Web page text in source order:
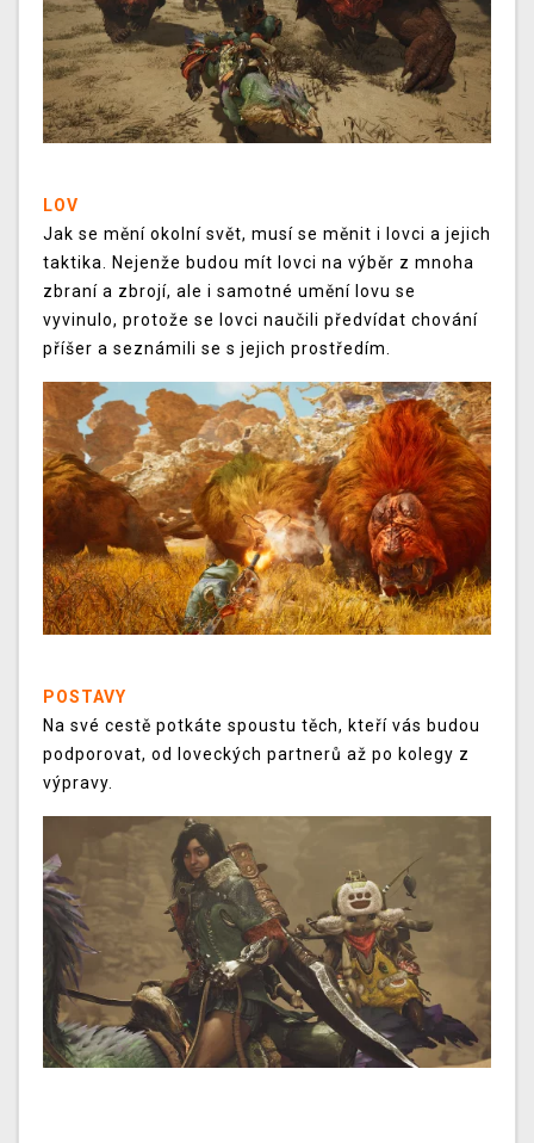
LOV
Jak se mění okolní svět, musí se měnit i lovci a jejich
taktika. Nejenže budou mít lovci na výběr z mnoha
zbraní a zbrojí, ale i samotné umění lovu se
vyvinulo, protože se lovci naučili předvídat chování
příšer a seznámili se s jejich prostředím.
POSTAVY
Na své cestě potkáte spoustu těch, kteří vás budou
podporovat, od loveckých partnerů až po kolegy z
výpravy.